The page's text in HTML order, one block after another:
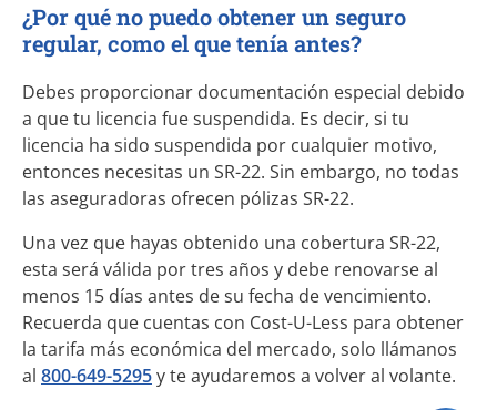
¿Por qué no puedo obtener un seguro
regular, como el que tenía antes?
Debes proporcionar documentación especial debido
a que tu licencia fue suspendida. Es decir, si tu
licencia ha sido suspendida por cualquier motivo,
entonces necesitas un SR-22. Sin embargo, no todas
las aseguradoras ofrecen pólizas SR-22.
Una vez que hayas obtenido una cobertura SR-22,
esta será válida por tres años y debe renovarse al
menos 15 días antes de su fecha de vencimiento.
Recuerda que cuentas con Cost-U-Less para obtener
la tarifa más económica del mercado, solo llámanos
al 800-649-5295y te ayudaremos a volver al volante.